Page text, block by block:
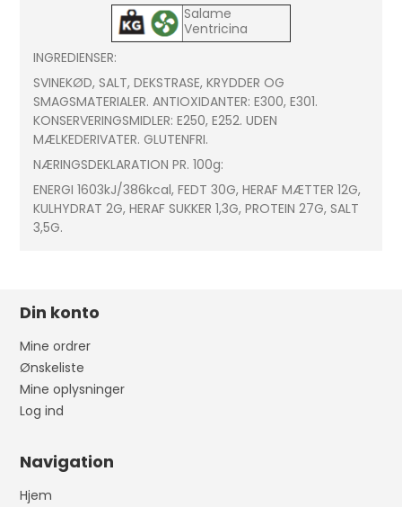
Salame
Ventricina
INGREDIENSER:
SVINEKØD, SALT, DEKSTRASE, KRYDDER OG
SMAGSMATERIALER. ANTIOXIDANTER: E300, E301.
KONSERVERINGSMIDLER: E250, E252. UDEN
MÆLKEDERIVATER. GLUTENFRI.
NÆRINGSDEKLARATION PR. 100g:
ENERGI 1603kJ/386kcal, FEDT 30G, HERAF MÆTTER 12G,
KULHYDRAT 2G, HERAF SUKKER 1,3G, PROTEIN 27G, SALT
3,5G.
Din konto
Mine ordrer
Ønskeliste
Mine oplysninger
Log ind
Navigation
Hjem